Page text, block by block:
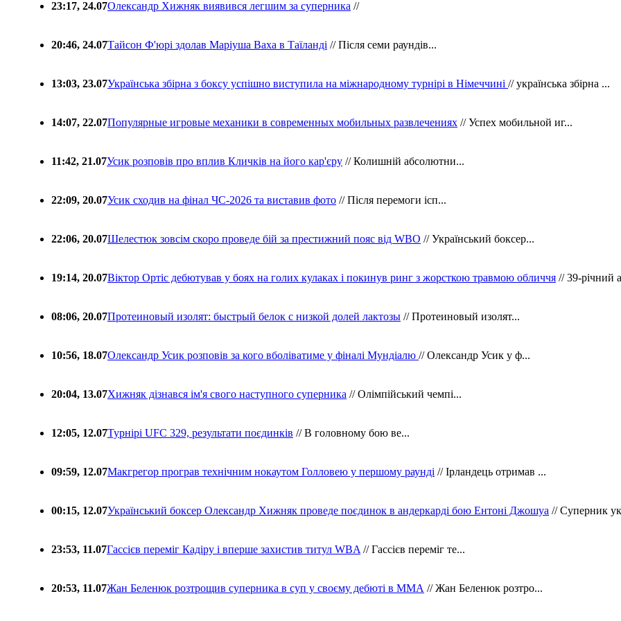
23:17, 24.07Олександр Хижняк виявився легшим за суперника //
20:46, 24.07Тайсон Ф'юрі здолав Маріуша Ваха в Таїланді // Після семи раундів...
13:03, 23.07Українська збірна з боксу успішно виступила на міжнародному турнірі в Німеччині // українська збірна ...
14:07, 22.07Популярные игровые механики в современных мобильных развлечениях // Успех мобильной иг...
11:42, 21.07Усик розповів про вплив Кличків на його кар'єру // Колишній абсолютни...
22:09, 20.07Усик сходив на фінал ЧС-2026 та виставив фото // Після перемоги ісп...
22:06, 20.07Шелестюк зовсім скоро проведе бій за престижний пояс від WBO // Український боксер...
19:14, 20.07Віктор Ортіс дебютував у боях на голих кулаках і покинув ринг з жорсткою травмою обличчя // 39-річний
08:06, 20.07Протеиновый изолят: быстрый белок с низкой долей лактозы // Протеиновый изолят...
10:56, 18.07Олександр Усик розповів за кого вболіватиме у фіналі Мундіалю // Олександр Усик у ф...
20:04, 13.07Хижняк дізнався ім'я свого наступного суперника // Олімпійський чемпі...
12:05, 12.07Турнірі UFC 329, результати поєдинків // В головному бою ве...
09:59, 12.07Макгрегор програв технічним нокаутом Голловею у першому раунді // Ірландець отримав ...
00:15, 12.07Український боксер Олександр Хижняк проведе поєдинок в андеркарді бою Ентоні Джошуа // Суперник
23:53, 11.07Гассієв переміг Кадіру і вперше захистив титул WBA // Гассієв переміг те...
20:53, 11.07Жан Беленюк розтрощив суперника в суп у своєму дебюті в ММА // Жан Беленюк розтро...